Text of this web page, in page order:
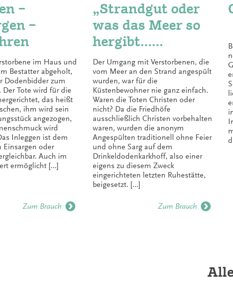
–
–
im Haus und
Bestatter abgeholt,
Dodenbidder zum
Der Tote wird für die
das heißt
ihm wird sein
angezogen,
wird
Inleggen ist dem
Einsargen oder
Auch im
ermöglicht […]
Zum Brauch
„Strandgut oder
was das Meer so
hergibt…
Drinkeldodenkark
hoff“
Der Umgang mit Verstorbenen, die
vom Meer an den Strand angespült
wurden, war für die
Küstenbewohner nie ganz einfach.
Waren die Toten Christen oder
nicht? Da die Friedhöfe
ausschließlich Christen vorbehalten
waren, wurden die anonym
Angespülten traditionell ohne Feier
und ohne Sarg auf dem
Drinkeldodenkarkhoff, also einer
eigens zu diesem Zweck
eingerichteten letzten Ruhestätte,
beigesetzt. […]
Zum Brauch